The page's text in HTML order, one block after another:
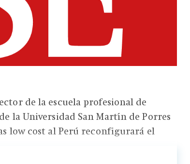
de la escuela profesional de
la Universidad San Martín de Porres
low cost al Perú reconfigurará el